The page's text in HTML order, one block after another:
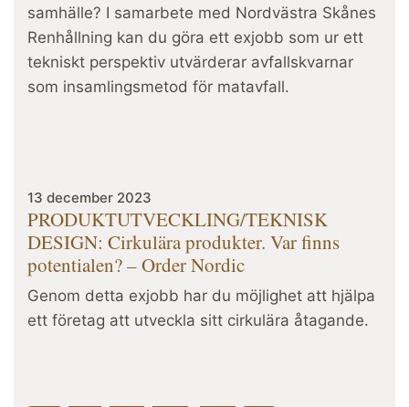
samhälle? I samarbete med Nordvästra Skånes
Renhållning kan du göra ett exjobb som ur ett
tekniskt perspektiv utvärderar avfallskvarnar
som insamlingsmetod för matavfall.
13 december 2023
PRODUKTUTVECKLING/TEKNISK
DESIGN: Cirkulära produkter. Var finns
potentialen? – Order Nordic
Genom detta exjobb har du möjlighet att hjälpa
ett företag att utveckla sitt cirkulära åtagande.